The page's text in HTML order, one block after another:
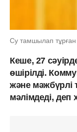
Су тамшылап
Кеше, 27
өшірілді.
және мәжбүрлі
мәлімдеді, деп